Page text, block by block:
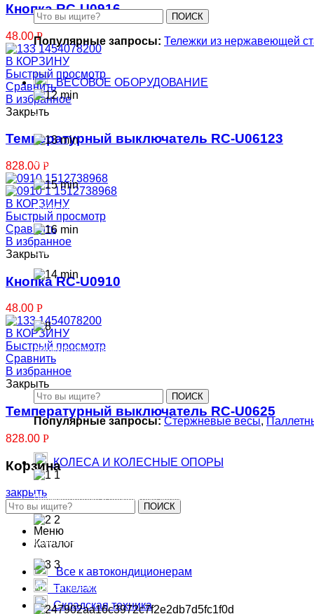
ПОИСК
Популярные запросы: Тележки из нержавеющей
ВЕСОВОЕ ОБОРУДОВАНИЕ
Весы крановые
Весы платформенные
Паллетные весы
Стержневые весы
Аккумуляторы для весовых кранов
ПОИСК
Популярные запросы: Стержневые весы,
КОЛЕСА И КОЛЕСНЫЕ ОПОРЫ
Промышленные и поворотные колеса для тележек
Колеса пневматические, литые, вспененные для тележек и тачек
Аппаратные колеса
Кнопка RC-U0916
48.00Р
В КОРЗИНУ
Быстрый просмотр
Сравнить
В избранное
Закрыть
Температурный выключатель RC-U06123
828.00 Р
В КОРЗИНУ
Быстрый просмотр
Сравнить
В избранное
Закрыть
Кнопка RC-U0910
48.00 Р
В КОРЗИНУ
Быстрый просмотр
Сравнить
В избранное
Закрыть
Температурный выключатель RC-U0625
828.00 Р
Корзина
закрыть
ПОИСК
Меню
Каталог
Все к автокондиционерам
Такелаж
Складская техника